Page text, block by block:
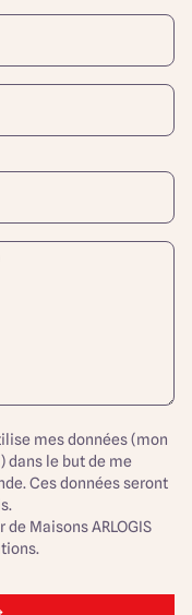
mes données (mon
dans le but de me
Ces données seront
Maisons ARLOGIS